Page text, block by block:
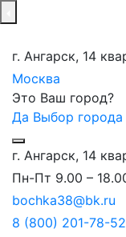
г. Ангарск, 14
Москва
Это Ваш город?
Да Выбор города
г. Ангарск, 14
Пн-Пт 9.00 –
bochka38@bk.ru
8 (800) 201-78-52